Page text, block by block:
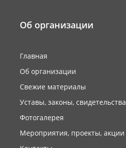
Об организации
Главная
Об организации
Свежие материалы
Уставы, законы, свидетельства
Фотогалерея
Мероприятия, проекты, акции